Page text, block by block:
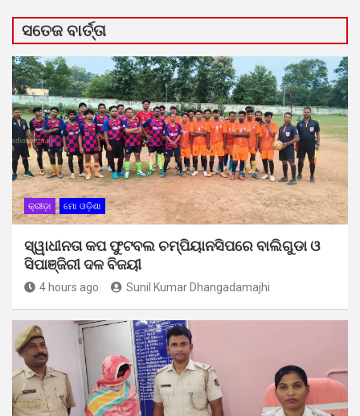
ସତେଜ ବାର୍ତ୍ତା
କ୍ରୀଡ଼ା ମୋ ଓଡ଼ିଶା
ସ୍ୱାଧୀନତା କପ ଫୁଟବଲ ଚମ୍ପିୟାନସିପରେ ବାଲିଗୁଡା ଓ
ସିପାଞ୍ଜିରୀ ଦଳ ବିଜୟୀ
4 hours ago Sunil Kumar Dhangadamajhi